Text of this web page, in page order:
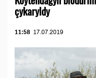
çykaryldy
11:58 17.07.2019